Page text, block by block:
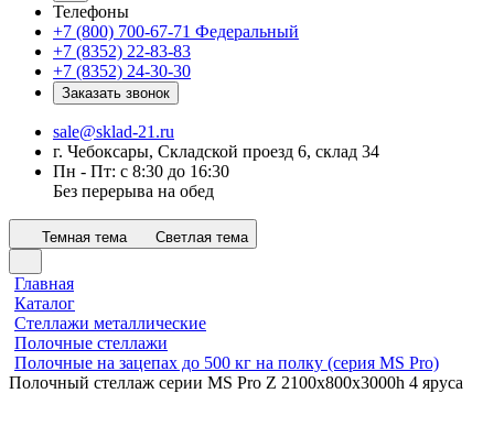
Телефоны
+7 (800) 700-67-71 Федеральный
+7 (8352) 22-83-83
+7 (8352) 24-30-30
Заказать звонок
sale@sklad-21.ru
г. Чебоксары, Складской проезд 6, склад 34
Пн - Пт: с 8:30 до 16:30
Без перерыва на обед
Темная тема Светлая тема
Главная
Каталог
Стеллажи металлические
Полочные стеллажи
Полочные на зацепах до 500 кг на полку (серия MS Pro)
Полочный стеллаж серии MS Pro Z 2100x800х3000h 4 яруса